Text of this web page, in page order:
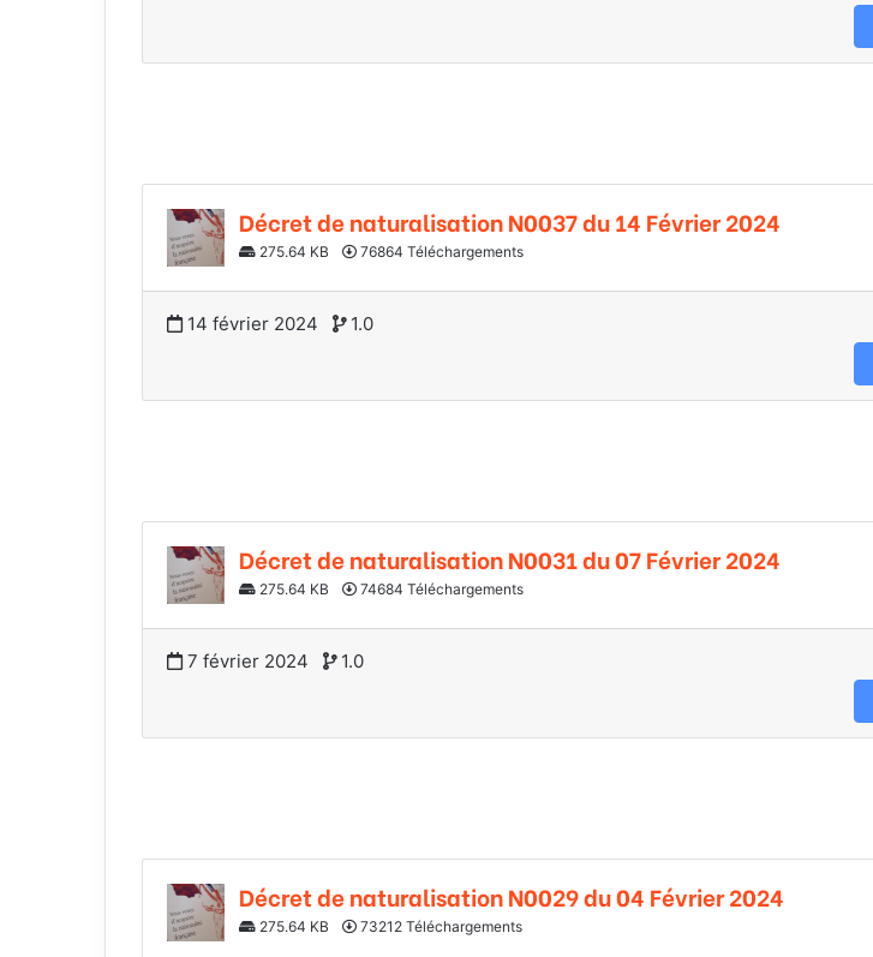
Décret de naturalisation N0037 du 14 Février 2024
275.64 KB 76864 Téléchargements
14 février 2024 1.0
Décret de naturalisation N0031 du 07 Février 2024
275.64 KB 74684 Téléchargements
7 février 2024 1.0
Décret de naturalisation N0029 du 04 Février 2024
275.64 KB 73212 Téléchargements